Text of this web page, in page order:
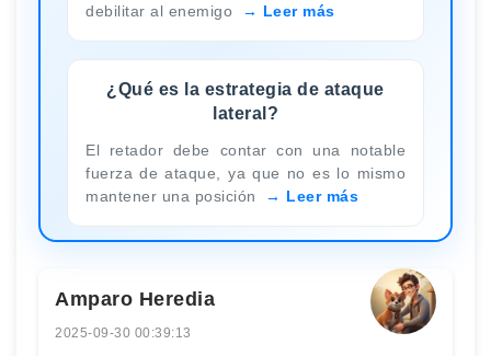
debilitar al enemigo
Leer más
¿Qué es la estrategia de ataque
lateral?
El retador debe contar con una notable
fuerza de ataque, ya que no es lo mismo
mantener una posición
Leer más
Amparo Heredia
2025-09-30 00:39:13